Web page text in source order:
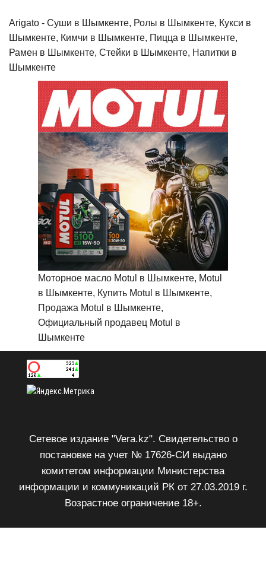
Arigato - Cуши в Шымкенте, Ролы в Шымкенте, Кукси в
Шымкенте, Кимчи в Шымкенте, Пицца в Шымкенте,
Рамен в Шымкенте, Стейки в Шымкенте, Напитки в
Шымкенте
Моторное масло Motul в Шымкенте, Motul
в Шымкенте, Купить Motul в Шымкенте,
Продажа Motul в Шымкенте,
Официальный продавец Motul в
Шымкенте
Сетевое издание "Vera.kz". Свидетельство о
постановке на учет № 17626-СИ выдано
комитетом информации Министерства
информации и коммуникаций РК от 27.03.2019 г.
Возрастное ограничение 18+.